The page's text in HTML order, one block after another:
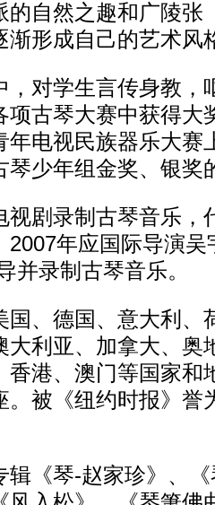
的自然之趣和广陵张
渐形成自己的艺术风
对学生言传身教，
项古琴大赛中获得大
年电视民族器乐大赛
琴少年组金奖、银奖
剧录制古琴音乐，
2007年应国际导演
并录制古琴音乐。
、德国、意大利、
大利亚、加拿大、奥
香港、澳门等国家和
被《纽约时报》誉
《琴-赵家珍》、《